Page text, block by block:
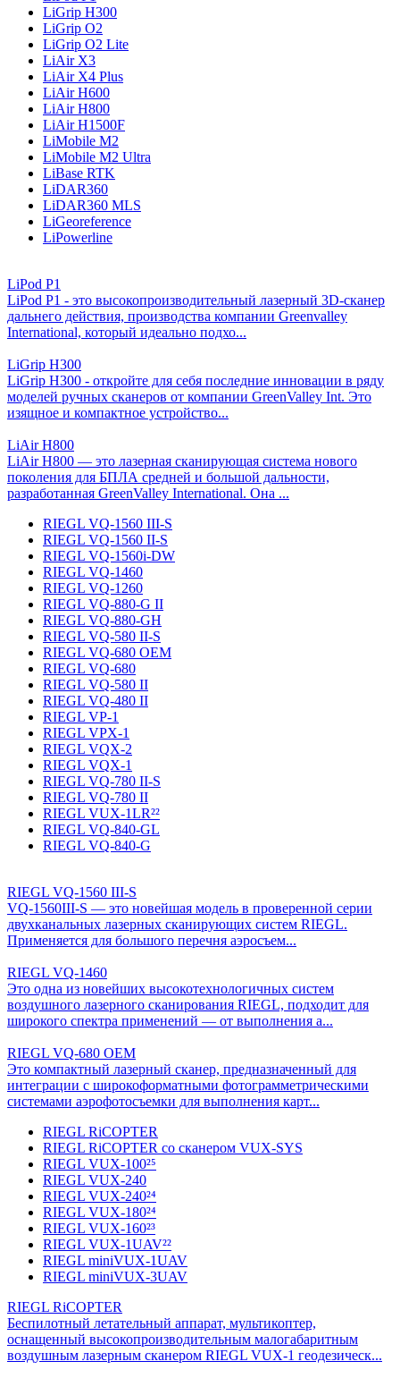
LiGrip H300
LiGrip O2
LiGrip O2 Lite
LiAir X3
LiAir X4 Plus
LiAir H600
LiAir H800
LiAir H1500F
LiMobile M2
LiMobile M2 Ultra
LiBase RTK
LiDAR360
LiDAR360 MLS
LiGeoreference
LiPowerline
LiPod P1
LiPod P1 - это высокопроизводительный лазерный 3D-сканер
дальнего действия, производства компании Greenvalley
International, который идеально подхо...
LiGrip H300
LiGrip H300 - откройте для себя последние инновации в ряду
моделей ручных сканеров от компании GreenValley Int. Это
изящное и компактное устройство...
LiAir H800
LiAir H800 — это лазерная сканирующая система нового
поколения для БПЛА средней и большой дальности,
разработанная GreenValley International. Она ...
RIEGL VQ-1560 III-S
RIEGL VQ-1560 II-S
RIEGL VQ-1560i-DW
RIEGL VQ-1460
RIEGL VQ-1260
RIEGL VQ-880-G II
RIEGL VQ-880-GH
RIEGL VQ-580 II-S
RIEGL VQ-680 OEM
RIEGL VQ-680
RIEGL VQ-580 II
RIEGL VQ-480 II
RIEGL VP-1
RIEGL VPX-1
RIEGL VQX-2
RIEGL VQX-1
RIEGL VQ-780 II-S
RIEGL VQ-780 II
RIEGL VUX-1LR²²
RIEGL VQ-840-GL
RIEGL VQ-840-G
RIEGL VQ-1560 III-S
VQ-1560III-S — это новейшая модель в проверенной серии
двухканальных лазерных сканирующих систем RIEGL.
Применяется для большого перечня аэросъем...
RIEGL VQ-1460
Это одна из новейших высокотехнологичных систем
воздушного лазерного сканирования RIEGL, подходит для
широкого спектра применений — от выполнения а...
RIEGL VQ-680 OEM
Это компактный лазерный сканер, предназначенный для
интеграции с широкоформатными фотограмметрическими
системами аэрофотосъемки для выполнения карт...
RIEGL RiCOPTER
RIEGL RiCOPTER со сканером VUX-SYS
RIEGL VUX-100²⁵
RIEGL VUX-240
RIEGL VUX-240²⁴
RIEGL VUX-180²⁴
RIEGL VUX-160²³
RIEGL VUX-1UAV²²
RIEGL miniVUX-1UAV
RIEGL miniVUX-3UAV
RIEGL RiCOPTER
Беспилотный летательный аппарат, мультикоптер,
оснащенный высокопроизводительным малогабаритным
воздушным лазерным сканером RIEGL VUX-1 геодезическ...